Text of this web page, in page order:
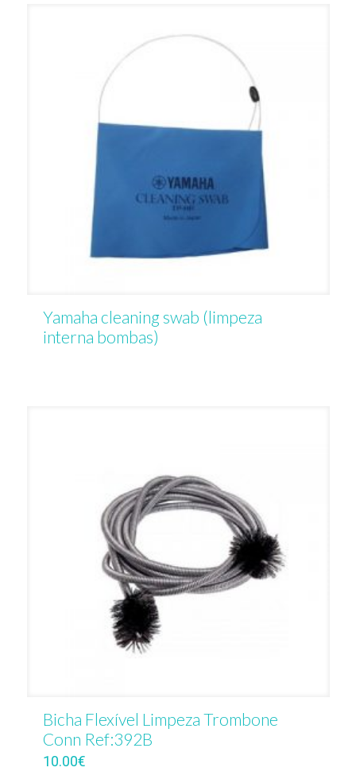
Yamaha cleaning swab (limpeza
interna bombas)
Bicha Flexível Limpeza Trombone
Conn Ref:392B
10.00€